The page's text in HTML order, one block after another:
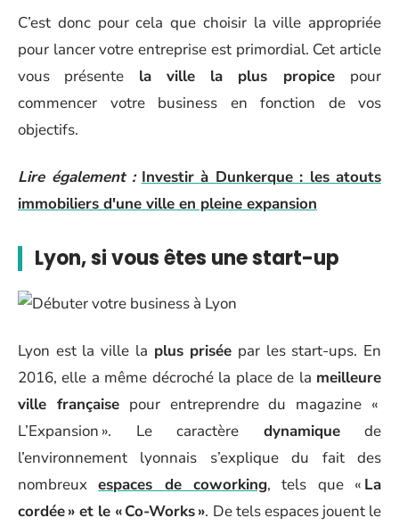
C’est donc pour cela que choisir la ville appropriée
pour lancer votre entreprise est primordial. Cet article
vous présente la ville la plus propice pour
commencer votre business en fonction de vos
objectifs.
Lire également : Investir à Dunkerque : les atouts
immobiliers d'une ville en pleine expansion
Lyon, si vous êtes une start-up
Lyon est la ville la plus prisée par les start-ups. En
2016, elle a même décroché la place de la meilleure
ville françaisepour entreprendre du magazine «
L’Expansion ». Le caractère dynamiquede
l’environnement lyonnais s’explique du fait des
nombreuxespaces de coworking, tels que « La
cordée » et le « Co-Works ». De tels espaces jouent le